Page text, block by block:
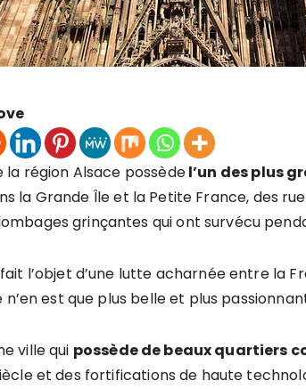
la région Alsace possèdel’un des plus
la Grande Île et la Petite France, des
grinçantes qui ont survécu
l’objet d’une lutte acharnée entre la
n’en est que plus belle et plus
ville qui possède de beaux quartiers
et des fortifications de haute